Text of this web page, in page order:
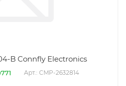
B Connfly Electronics
Арт.: CMP-2632814